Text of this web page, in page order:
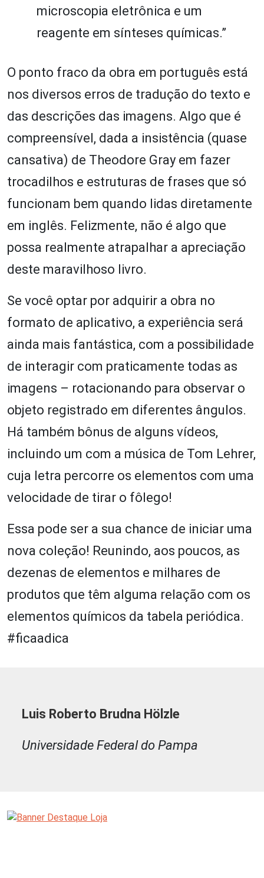
microscopia eletrônica e um
reagente em sínteses químicas.”
O ponto fraco da obra em português está
nos diversos erros de tradução do texto e
das descrições das imagens. Algo que é
compreensível, dada a insistência (quase
cansativa) de Theodore Gray em fazer
trocadilhos e estruturas de frases que só
funcionam bem quando lidas diretamente
em inglês. Felizmente, não é algo que
possa realmente atrapalhar a apreciação
deste maravilhoso livro.
Se você optar por adquirir a obra no
formato de aplicativo, a experiência será
ainda mais fantástica, com a possibilidade
de interagir com praticamente todas as
imagens – rotacionando para observar o
objeto registrado em diferentes ângulos.
Há também bônus de alguns vídeos,
incluindo um com a música de Tom Lehrer,
cuja letra percorre os elementos com uma
velocidade de tirar o fôlego!
Essa pode ser a sua chance de iniciar uma
nova coleção! Reunindo, aos poucos, as
dezenas de elementos e milhares de
produtos que têm alguma relação com os
elementos químicos da tabela periódica.
#ficaadica
Luis Roberto Brudna Hölzle
Universidade Federal do Pampa